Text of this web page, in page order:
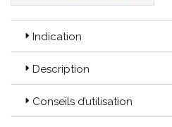
Indication
Description
Conseils d’utilisation